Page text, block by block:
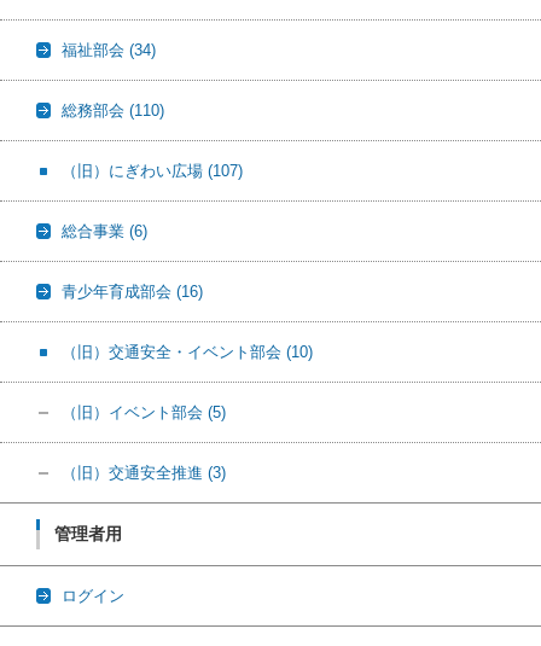
福祉部会 (34)
総務部会 (110)
（旧）にぎわい広場 (107)
総合事業 (6)
青少年育成部会 (16)
（旧）交通安全・イベント部会 (10)
（旧）イベント部会 (5)
（旧）交通安全推進 (3)
管理者用
ログイン